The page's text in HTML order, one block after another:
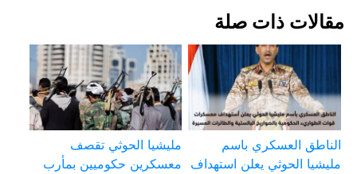
مقالات ذات صلة
الناطق العسكري باسم
مليشيا الحوثي يعلن استهداف
مليشيا الحوثي تقصف
معسكرين حكوميين بمأرب